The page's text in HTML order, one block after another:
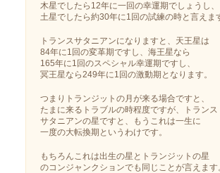
木星でしたら12年に一回の幸運期でしょうし、
土星でしたら約30年に1回の試練の時と言えま
トランスサタニアンになりますと、天王星は
84年に1回の変革期ですし、海王星なら
165年に1回のスペシャル幸運期ですし、
冥王星なら249年に1回の激動期となります。
つまりトランジットの月が来る場合ですと、
たまに来るトラブルの時程度ですが、トランス
サタニアンの星ですと、もうこれは一生に
一度の大転換期というわけです。
もちろんこれは出生の星とトランジットの星
のコンジャンクションでも同じことが言えます